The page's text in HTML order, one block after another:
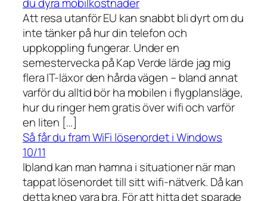
du dyra mobilkostnader
Att resa utanför EU kan snabbt bli dyrt om du
inte tänker på hur din telefon och
uppkoppling fungerar. Under en
semestervecka på Kap Verde lärde jag mig
flera IT-läxor den hårda vägen – bland annat
varför du alltid bör ha mobilen i flygplansläge,
hur du ringer hem gratis över wifi och varför
en liten […]
Så får du fram WiFi lösenordet i Windows
10/11
Ibland kan man hamna i situationer när man
tappat lösenordet till sitt wifi-nätverk. Då kan
detta knep vara bra. För att hitta det sparade